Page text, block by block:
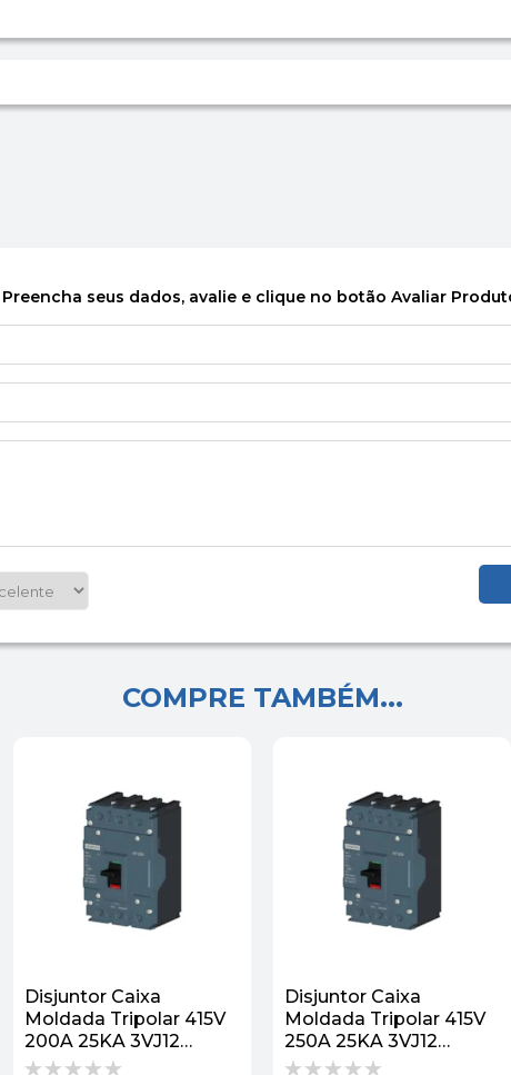
Preencha seus dados, avalie e clique no botão Avaliar
COMPRE TAMBÉM...
Disjuntor Caixa
Moldada Tripolar 415V
200A 25KA 3VJ12
3VJ12203DA32
Disjuntor Caixa
Moldada Tripolar 415V
250A 25KA 3VJ12
3VJ12253DA32 Siemens